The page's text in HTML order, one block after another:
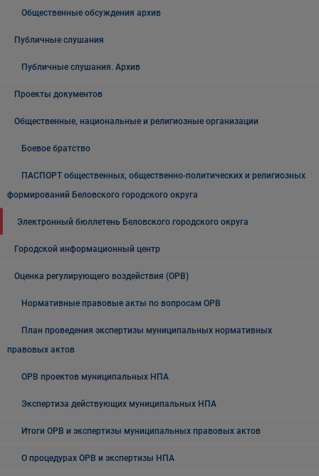
Общественные обсуждения архив
Публичные слушания
Публичные слушания. Архив
Проекты документов
Общественные, национальные и религиозные организации
Боевое братство
ПАСПОРТ общественных, общественно-политических и религиозных
формирований Беловского городского округа
Электронный бюллетень Беловского городского округа
Городской информационный центр
Оценка регулирующего воздействия (ОРВ)
Нормативные правовые акты по вопросам ОРВ
План проведения экспертизы муниципальных нормативных
правовых актов
ОРВ проектов муниципальных НПА
Экспертиза действующих муниципальных НПА
Итоги ОРВ и экспертизы муниципальных правовых актов
О процедурах ОРВ и экспертизы НПА